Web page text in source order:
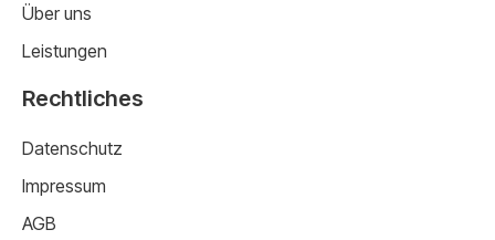
Über uns
Leistungen
Rechtliches
Datenschutz
Impressum
AGB